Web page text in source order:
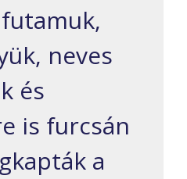
uk,
, neves
és
is furcsán
a